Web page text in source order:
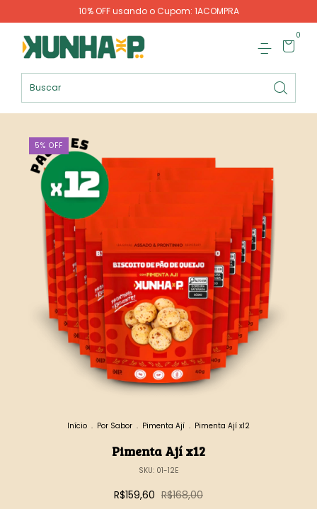
10% OFF usando o Cupom: 1ACOMPRA
0
5% OFF
Início . Por Sabor . Pimenta Ají . Pimenta Ají x12
Pimenta Ají x12
SKU: 01-12E
R$159,60 R$168,00